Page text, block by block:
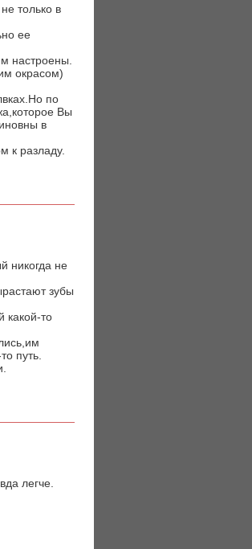
только в
ее
настроены.
окрасом)
по
Вы
в
к разладу.
никогда не
зубы
какой-то
путь.
легче.